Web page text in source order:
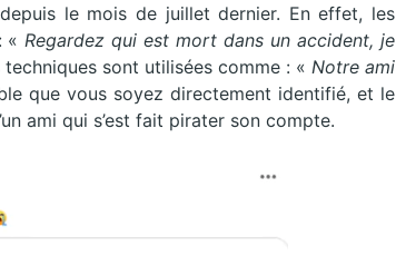
le mois de juillet dernier. En effet, les
«Regardez qui est mort dans un accident, je
techniques sont utilisées comme : « Notre ami
que vous soyez directement identifié, et le
ami qui s’est fait pirater son compte.